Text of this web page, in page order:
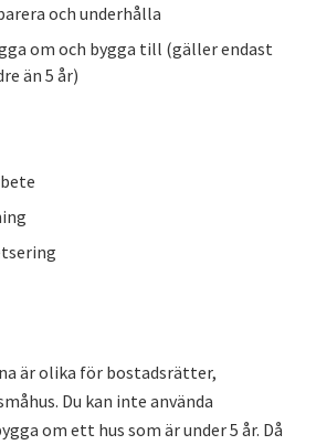
och underhålla
om och bygga till (gäller endast
än 5 år)
är olika för bostadsrätter,
Du kan inte använda
om ett hus som är under 5 år. Då